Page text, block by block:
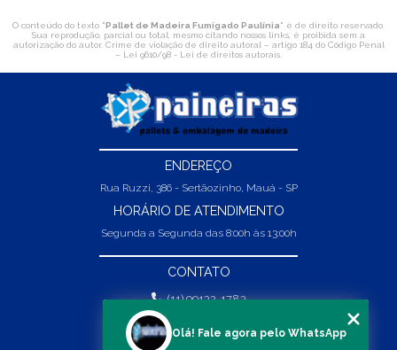
O conteúdo do texto "Pallet de Madeira Fumigado Paulínia" é de direito reservado.
Sua reprodução, parcial ou total, mesmo citando nossos links, é proibida sem a
autorização do autor. Crime de violação de direito autoral – artigo 184 do Código Penal
– Lei 9610/98 - Lei de direitos autorais
ENDEREÇO
Rua Ruzzi, 386 - Sertãozinho, Mauá - SP
HORÁRIO DE ATENDIMENTO
Segunda a Segunda das 8:00h às 13:00h
CONTATO
(11) 99132-1783
(11) 99132-1783
vendas@abpaineiras.com.br
Olá! Fale agora pelo WhatsApp